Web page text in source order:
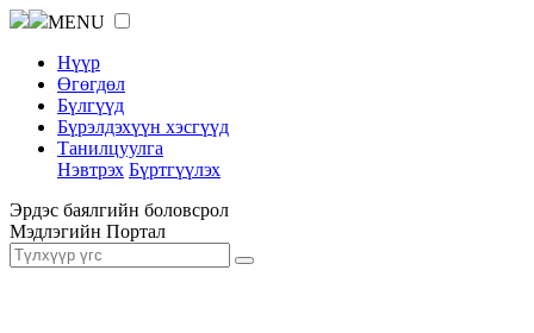
MENU
Нүүр
Өгөгдөл
Бүлгүүд
Бүрэлдэхүүн хэсгүүд
Танилцуулга
Нэвтрэх Бүртгүүлэх
Эрдэс баялгийн боловсрол
Мэдлэгийн Портал